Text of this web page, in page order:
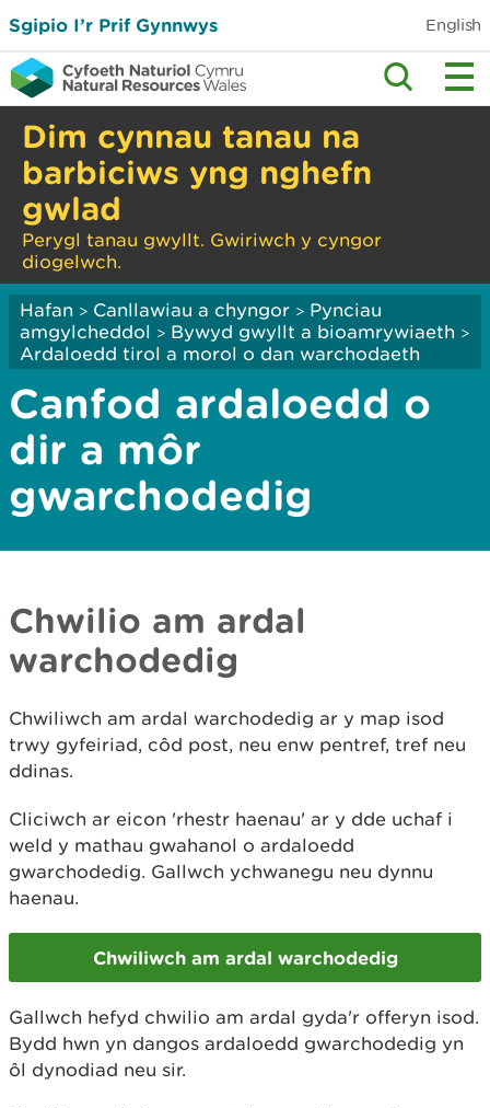
Sgipio I’r Prif Gynnwys English
Dim cynnau tanau na
barbiciws yng nghefn
gwlad
Perygl tanau gwyllt. Gwiriwch y cyngor
diogelwch.
Hafan > Canllawiau a chyngor > Pynciau
amgylcheddol > Bywyd gwyllt a bioamrywiaeth >
Ardaloedd tirol a morol o dan warchodaeth
Canfod ardaloedd o
dir a môr
gwarchodedig
Chwilio am ardal
warchodedig
​Chwiliwch am ardal warchodedig ar y map isod
trwy gyfeiriad, côd post, neu enw pentref, tref neu
ddinas.
Cliciwch ar eicon 'rhestr haenau' ar y dde uchaf i
weld y mathau gwahanol o ardaloedd
gwarchodedig. Gallwch ychwanegu neu dynnu
haenau.
Chwiliwch am ardal warchodedig
Gallwch hefyd chwilio am ardal gyda'r offeryn isod.
Bydd hwn yn dangos ardaloedd gwarchodedig yn
ôl dynodiad neu sir.